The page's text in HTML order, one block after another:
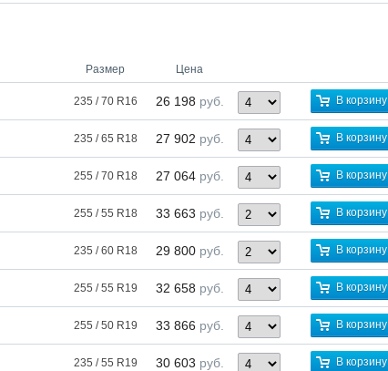
Размер Цена
235 / 70 R16 26 198 руб. В корзину
235 / 65 R18 27 902 руб. В корзину
255 / 70 R18 27 064 руб. В корзину
255 / 55 R18 33 663 руб. В корзину
235 / 60 R18 29 800 руб. В корзину
255 / 55 R19 32 658 руб. В корзину
255 / 50 R19 33 866 руб. В корзину
235 / 55 R19 30 603 руб. В корзину